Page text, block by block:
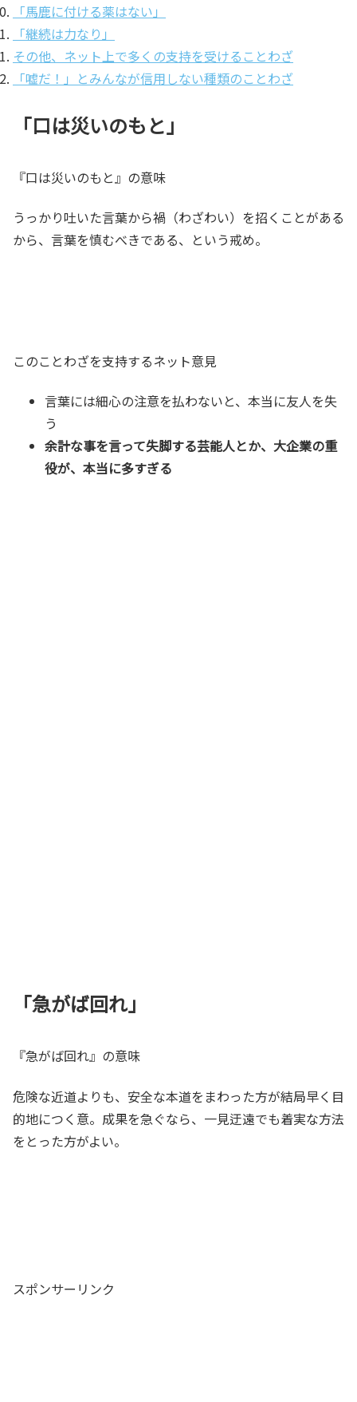
「馬鹿に付ける薬はない」
「継続は力なり」
その他、ネット上で多くの支持を受けることわざ
「嘘だ！」とみんなが信用しない種類のことわざ
「口は災いのもと」
『口は災いのもと』の意味
うっかり吐いた言葉から禍（わざわい）を招くことがある
から、言葉を慎むべきである、という戒め。
このことわざを支持するネット意見
言葉には細心の注意を払わないと、本当に友人を失
う
余計な事を言って失脚する芸能人とか、大企業の重
役が、本当に多すぎる
「急がば回れ」
『急がば回れ』の意味
危険な近道よりも、安全な本道をまわった方が結局早く目
的地につく意。成果を急ぐなら、一見迂遠でも着実な方法
をとった方がよい。
スポンサーリンク